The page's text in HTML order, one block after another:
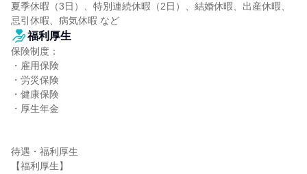
夏季休暇（3日）、特別連続休暇（2日）、結婚休暇、出産休暇、
忌引休暇、病気休暇 など
福利厚生
保険制度：
・雇用保険
・労災保険
・健康保険
・厚生年金
待遇・福利厚生
【福利厚生】